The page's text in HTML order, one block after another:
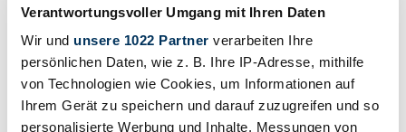
Verantwortungsvoller Umgang mit Ihren Daten
Wir und unsere 1022 Partner verarbeiten Ihre
persönlichen Daten, wie z. B. Ihre IP-Adresse, mithilfe
von Technologien wie Cookies, um Informationen auf
Ihrem Gerät zu speichern und darauf zuzugreifen und so
personalisierte Werbung und Inhalte, Messungen von